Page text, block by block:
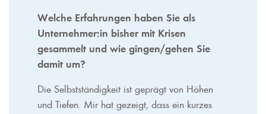
Welche Erfahrungen haben Sie als
Unternehmer:in bisher mit Krisen
gesammelt und wie gingen/gehen Sie
damit um?
Die Selbstständigkeit ist geprägt von Höhen
und Tiefen. Mir hat gezeigt, dass ein kurzes